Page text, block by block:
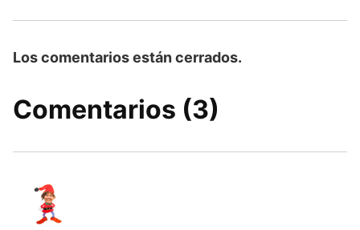
Los comentarios están cerrados.
Comentarios (3)